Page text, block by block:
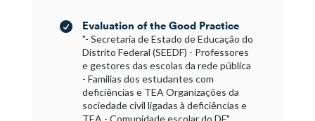
 Evaluation of the Good Practice
"- Secretaria de Estado de Educação do
Distrito Federal (SEEDF) - Professores
e gestores das escolas da rede pública
- Famílias dos estudantes com
deficiências e TEA Organizações da
sociedade civil ligadas à deficiências e